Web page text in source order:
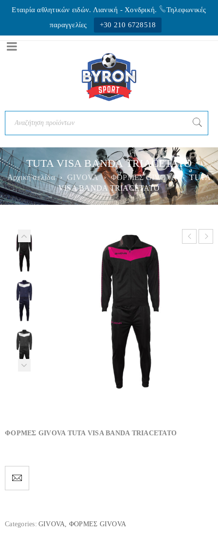
Εταιρία αθλητικών ειδών. Λιανική - Xονδρική.
Τηλεφωνικές
παραγγελίες
+30 210 6728518
TUTA VISA BANDA TRIACETATO
Αρχική σελίδα › GIVOVA › ΦΟΡΜΕΣ GIVOVA › TUTA
VISA BANDA TRIACETATO
ΦΟΡΜΕΣ GIVOVA TUTA VISA BANDA TRIACETATO
Categories: GIVOVA, ΦΟΡΜΕΣ GIVOVA